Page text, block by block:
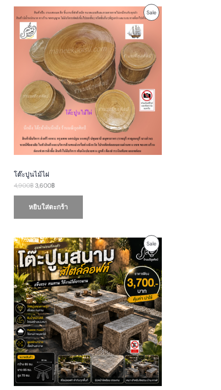
SaleP
D
S
โต๊ะปูนไม้ไผ่
4,900฿
O
r
i
g
i
n
a
l
i
c
e
w
a
:
4
,
9
฿
3,600฿
u
r
e
t
r
i
e
i
s
:
3
,
6
0
0
หยิบใส่ตะกร้า
SaleP
R
O
D
U
C
T
O
N
S
O
r
i
g
i
n
a
l
p
r
i
c
e
w
a
s
:
3
9
C
u
r
r
e
n
t
p
r
i
c
e
i
s
3
4
0
0